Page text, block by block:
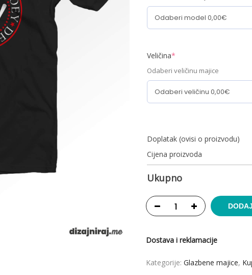
Veličina*
Odaberi veličinu majice
Doplatak (ovisi o proizvodu)
Cijena proizvoda
Ukupno
Dostava i reklamacije
Kategorije: Glazbene majice,